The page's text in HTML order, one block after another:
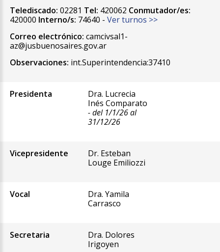
Telediscado: 02281 Tel: 420062 Conmutador/es:
420000 Interno/s: 74640 - Ver turnos >>
Correo electrónico: camcivsal1-
az@jusbuenosaires.gov.ar
Observaciones: int.Superintendencia:37410
Presidenta
Dra. Lucrecia
Inés Comparato
- del 1/1/26 al
31/12/26
Vicepresidente
Dr. Esteban
Louge Emiliozzi
Vocal
Dra. Yamila
Carrasco
Secretaria
Dra. Dolores
Irigoyen